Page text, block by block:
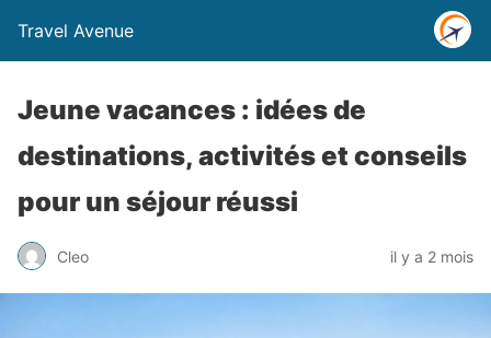
Travel Avenue
Jeune vacances : idées de
destinations, activités et conseils
pour un séjour réussi
Cleo il y a 2 mois